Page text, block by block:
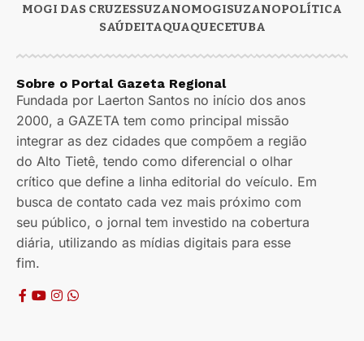
MOGI DAS CRUZESSUZANOMOGISUZANOPOLÍTICA
SAÚDEITAQUAQUECETUBA
Sobre o Portal Gazeta Regional
Fundada por Laerton Santos no início dos anos
2000, a GAZETA tem como principal missão
integrar as dez cidades que compõem a região
do Alto Tietê, tendo como diferencial o olhar
crítico que define a linha editorial do veículo. Em
busca de contato cada vez mais próximo com
seu público, o jornal tem investido na cobertura
diária, utilizando as mídias digitais para esse
fim.